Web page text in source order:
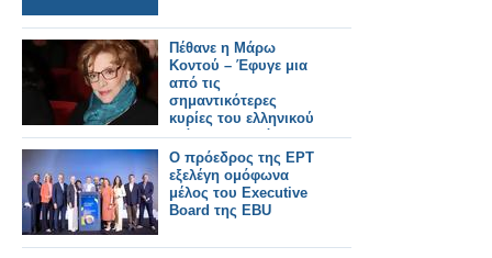
Πέθανε η Μάρω
Κοντού – Έφυγε μια
από τις
σημαντικότερες
κυρίες του ελληνικού
θεάτρου, τηλεόρασης
και κινηματογράφου
Ο πρόεδρος της ΕΡΤ
εξελέγη ομόφωνα
μέλος του Executive
Board της EBU